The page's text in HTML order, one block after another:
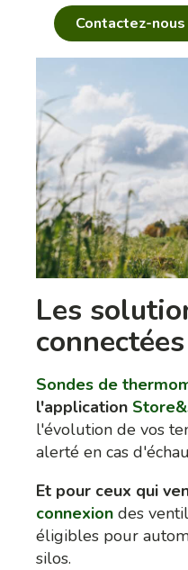
Contactez-
Les
Sondes de
l'application
l'évolution de vos
alerté en cas
Et pour ceux qui
connexion des
éligibles pour
silos.